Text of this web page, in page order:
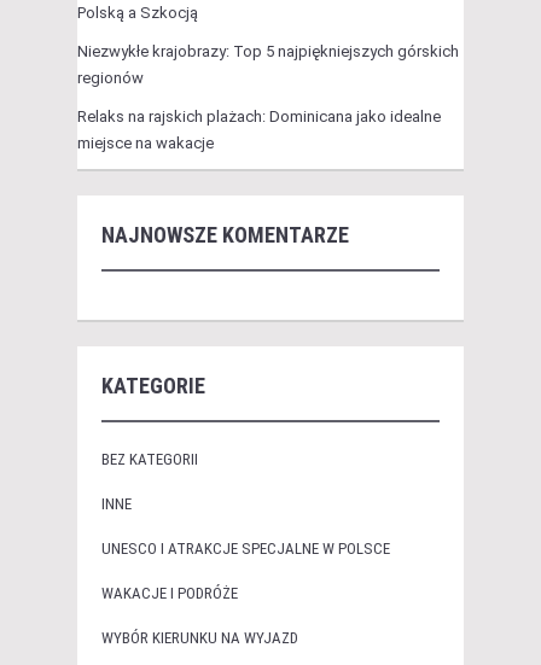
Polską a Szkocją
Niezwykłe krajobrazy: Top 5 najpiękniejszych górskich
regionów
Relaks na rajskich plażach: Dominicana jako idealne
miejsce na wakacje
NAJNOWSZE KOMENTARZE
KATEGORIE
BEZ KATEGORII
INNE
UNESCO I ATRAKCJE SPECJALNE W POLSCE
WAKACJE I PODRÓŻE
WYBÓR KIERUNKU NA WYJAZD